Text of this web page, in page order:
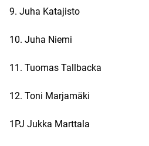
9. Juha Katajisto
10. Juha Niemi
11. Tuomas Tallbacka
12. Toni Marjamäki
1PJ Jukka Marttala